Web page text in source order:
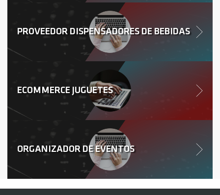
PROVEEDOR DISPENSADORES DE BEBIDAS
ECOMMERCE JUGUETES
ORGANIZADOR DE EVENTOS